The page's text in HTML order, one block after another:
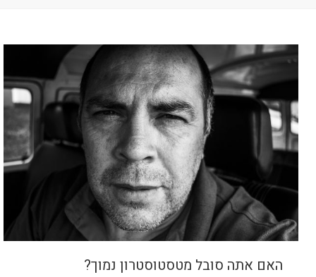
מאמרים
האם אתה סובל מטסטוסטרון נמוך?